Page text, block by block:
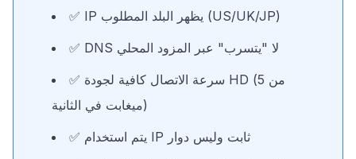
✅ IP يظهر البلد المطلوب (US/UK/JP)
✅ DNS لا "يتسرب" عبر المزود المحلي
✅ سرعة الاتصال كافية لجودة HD (من 5
ميغابت في الثانية)
✅ يتم استخدام IP ثابت وليس دوار